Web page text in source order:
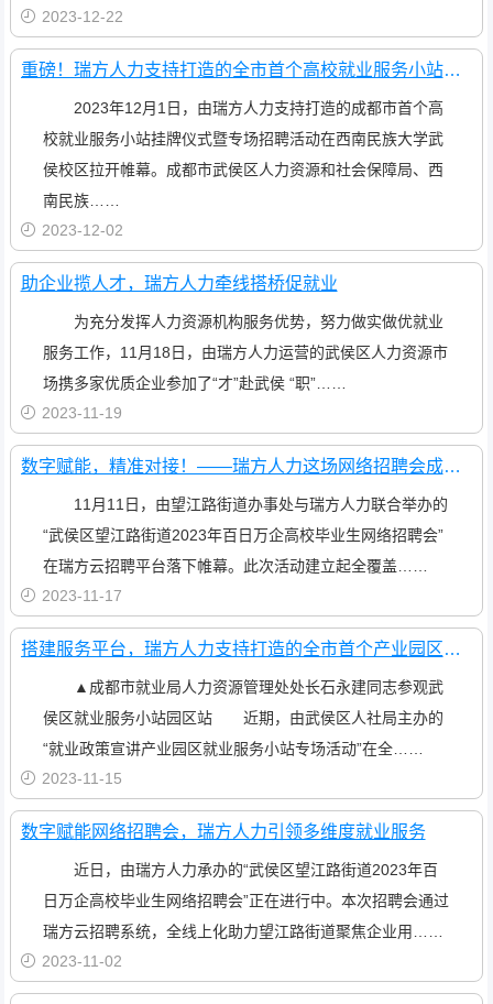
2023-12-22
重磅！瑞方人力支持打造的全市首个高校就业服务小站正式成立
2023年12月1日，由瑞方人力支持打造的成都市首个高
校就业服务小站挂牌仪式暨专场招聘活动在西南民族大学武
侯校区拉开帷幕。成都市武侯区人力资源和社会保障局、西
南民族……
2023-12-02
助企业揽人才，瑞方人力牵线搭桥促就业
为充分发挥人力资源机构服务优势，努力做实做优就业
服务工作，11月18日，由瑞方人力运营的武侯区人力资源市
场携多家优质企业参加了“才”赴武侯 “职”……
2023-11-19
数字赋能，精准对接！——瑞方人力这场网络招聘会成效显著
11月11日，由望江路街道办事处与瑞方人力联合举办的
“武侯区望江路街道2023年百日万企高校毕业生网络招聘会”
在瑞方云招聘平台落下帷幕。此次活动建立起全覆盖……
2023-11-17
搭建服务平台，瑞方人力支持打造的全市首个产业园区就业小站举行政策宣讲活动
▲成都市就业局人力资源管理处处长石永建同志参观武
侯区就业服务小站园区站 近期，由武侯区人社局主办的
“就业政策宣讲产业园区就业服务小站专场活动”在全……
2023-11-15
数字赋能网络招聘会，瑞方人力引领多维度就业服务
近日，由瑞方人力承办的“武侯区望江路街道2023年百
日万企高校毕业生网络招聘会”正在进行中。本次招聘会通过
瑞方云招聘系统，全线上化助力望江路街道聚焦企业用……
2023-11-02